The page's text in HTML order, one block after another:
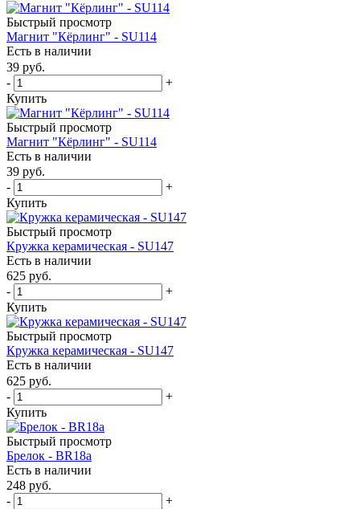
Быстрый просмотр
Магнит "Кёрлинг" - SU114
Есть в наличии
39 руб.
-
+
Купить
Быстрый просмотр
Магнит "Кёрлинг" - SU114
Есть в наличии
39 руб.
-
+
Купить
Быстрый просмотр
Кружка керамическая - SU147
Есть в наличии
625 руб.
-
+
Купить
Быстрый просмотр
Кружка керамическая - SU147
Есть в наличии
625 руб.
-
+
Купить
Быстрый просмотр
Брелок - BR18a
Есть в наличии
248 руб.
-
+